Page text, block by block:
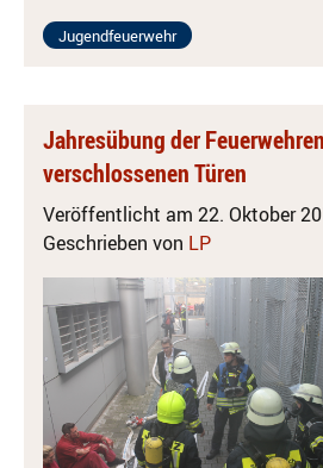
Jugendfeuerwehr
Jahresübung der
verschlossenen Türen
Veröffentlicht am 22. Oktober
Geschrieben von LP